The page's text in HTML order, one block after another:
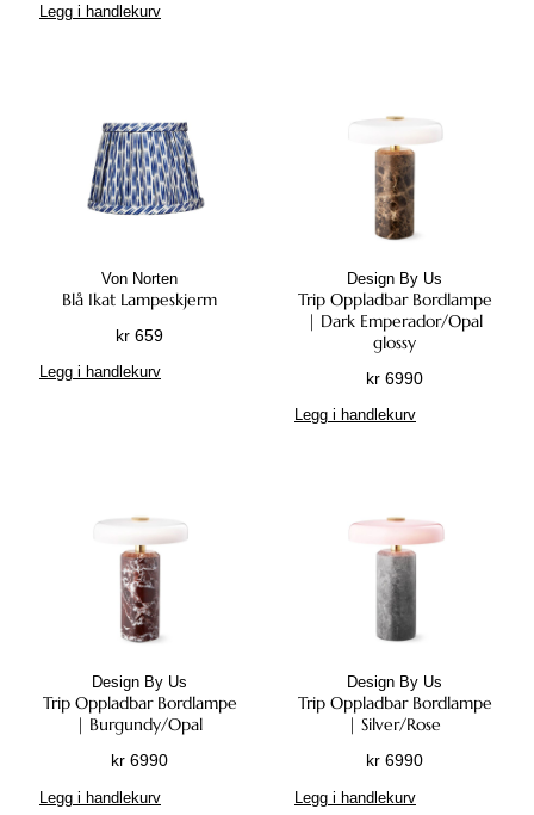
Legg i handlekurv
Von Norten
Blå Ikat Lampeskjerm
kr 659
Legg i handlekurv
Design By Us
Trip Oppladbar Bordlampe
| Dark Emperador/Opal
glossy
kr 6990
Legg i handlekurv
Design By Us
Trip Oppladbar Bordlampe
| Burgundy/Opal
kr 6990
Legg i handlekurv
Design By Us
Trip Oppladbar Bordlampe
| Silver/Rose
kr 6990
Legg i handlekurv